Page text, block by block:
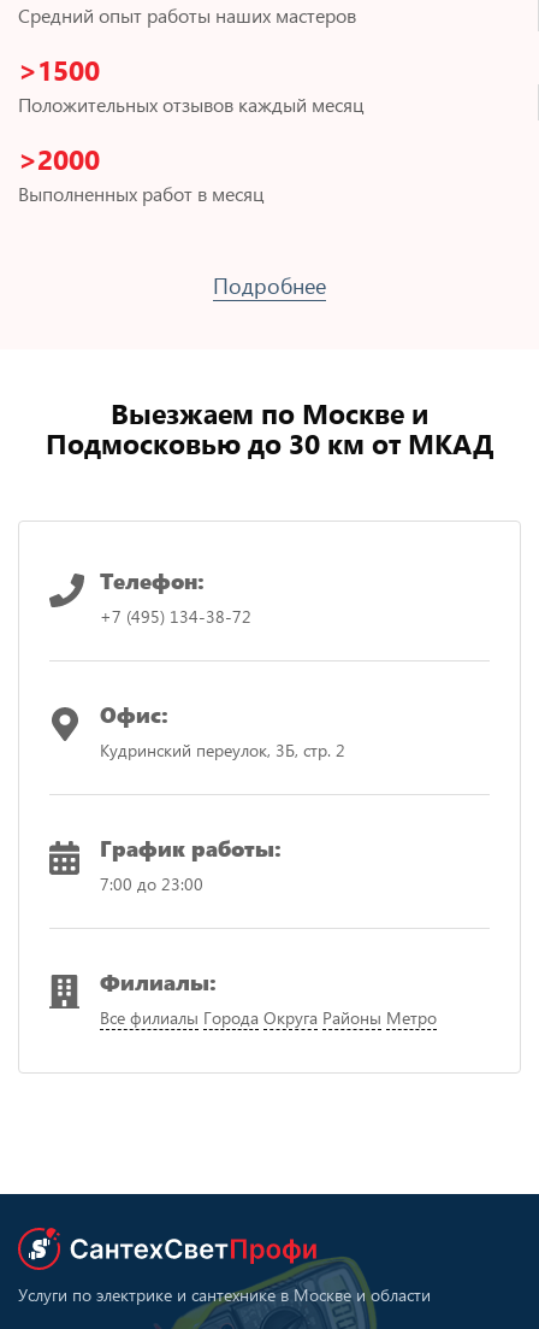
Средний опыт работы наших мастеров
>1500
Положительных отзывов каждый месяц
>2000
Выполненных работ в месяц
Подробнее
Выезжаем по Москве и
Подмосковью до 30 км от МКАД
Телефон:
+7 (495) 134-38-72
Офис:
Кудринский переулок, 3Б, стр. 2
График работы:
7:00 до 23:00
Филиалы:
Все филиалы Города Округа Районы Метро
Услуги по электрике и сантехнике в Москве и области